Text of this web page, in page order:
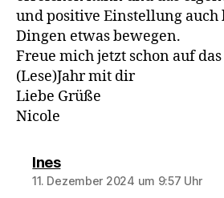
und positive Einstellung
Dingen etwas bewegen.
Freue mich jetzt schon auf
(Lese)Jahr mit dir
Liebe Grüße
Nicole
Inessagt:
11. Dezember 2024 um 9:57 Uhr